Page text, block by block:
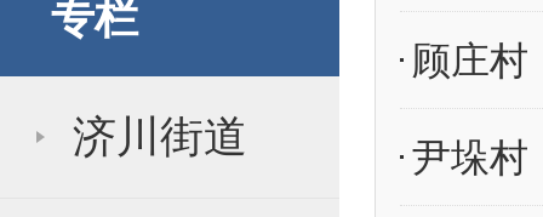
专栏
济川街道
顾庄村
尹垛村